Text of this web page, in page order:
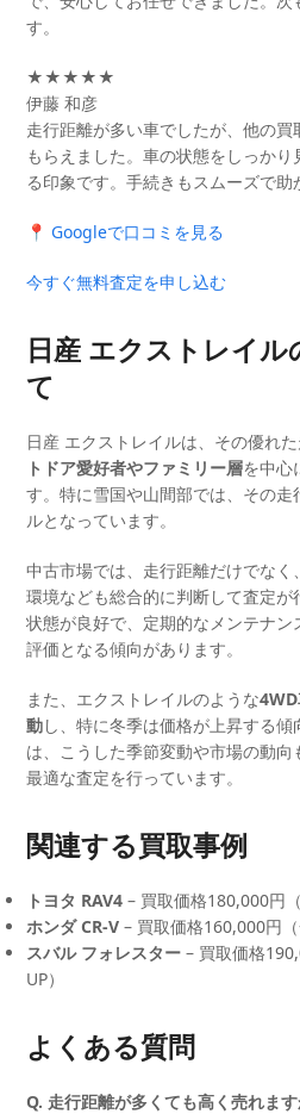
す。
★★★★★
伊藤 和彦
走行距離が多い車でしたが、他の
もらえました。車の状態をしっか
る印象です。手続きもスムーズで助
📍 Googleで口コミを見る
今すぐ無料査定を申し込む
日産 エクストレイル
て
日産 エクストレイルは、その優れた
トドア愛好者やファミリー層を中心
す。特に雪国や山間部では、その
ルとなっています。
中古市場では、走行距離だけでな
環境なども総合的に判断して査定
状態が良好で、定期的なメンテナ
評価となる傾向があります。
また、エクストレイルのような
動し、特に冬季は価格が上昇する
は、こうした季節変動や市場の動
最適な査定を行っています。
関連する買取事例
トヨタ RAV4 – 買取価格180,000円
ホンダ CR-V – 買取価格160,000円
スバル フォレスター – 買取価格
UP）
よくある質問
Q. 走行距離が多くても高く売れます